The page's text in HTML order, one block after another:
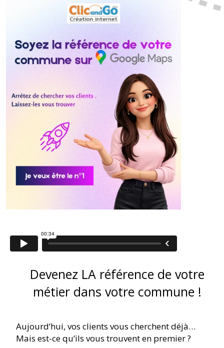
Devenez LA référence de votre
métier dans votre commune !
Aujourd’hui, vos clients vous cherchent déjà…
Mais est-ce qu’ils vous trouvent en premier ?